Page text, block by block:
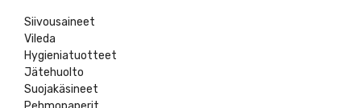
Siivousaineet
Vileda
Hygieniatuotteet
Jätehuolto
Suojakäsineet